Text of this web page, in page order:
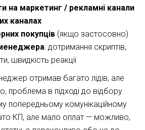
на маркетинг / рекламні канали
каналах
покупців (якщо застосовно)
: дотримання скриптів,
швидкість реакції
отримав багато лідів, але
в підході до відбору
попередньому комунікаційному
КП, але мало оплат — можливо,